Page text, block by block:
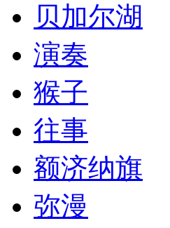
贝加尔湖
演奏
猴子
往事
额济纳旗
弥漫